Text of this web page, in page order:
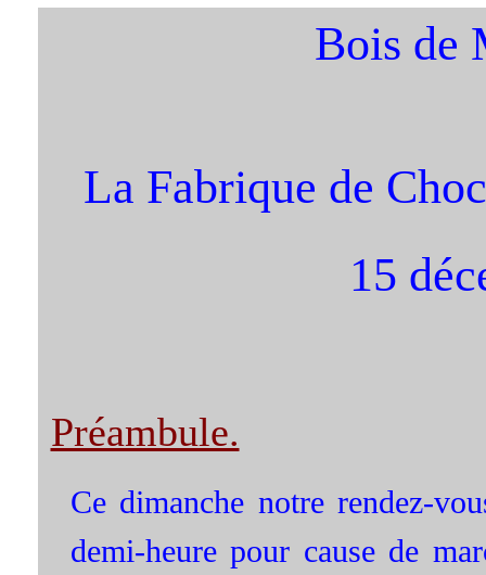
Bois de
La Fabrique de
15
Préambule.
Ce dimanche notre rendez-
demi-heure pour cause de